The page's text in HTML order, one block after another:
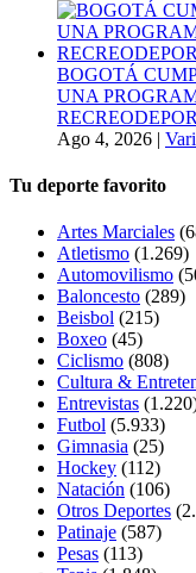
BOGOTÁ
UNA
Ago 4, 2026 |
Tu deporte favorito
Artes Marciales
Atletismo (1.269)
Automovilismo
Baloncesto (289)
Beisbol (215)
Boxeo (45)
Ciclismo (808)
Cultura &
Entrevistas
Futbol (5.933)
Gimnasia (25)
Hockey (112)
Natación (106)
Otros Deportes
Patinaje (587)
Pesas (113)